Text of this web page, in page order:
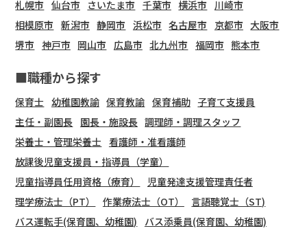
札幌市 仙台市 さいたま市 千葉市 横浜市 川崎市
相模原市 新潟市 静岡市 浜松市 名古屋市 京都市 大阪市
堺市 神戸市 岡山市 広島市 北九州市 福岡市 熊本市
■職種から探す
保育士 幼稚園教諭 保育教諭 保育補助 子育て支援員
主任・副園長 園長・施設長 調理師・調理スタッフ
栄養士・管理栄養士 看護師・准看護師
放課後児童支援員・指導員（学童）
児童指導員任用資格（療育）
児童発達支援管理責任者
理学療法士（PT）
作業療法士（OT）
言語聴覚士（ST)
バス運転手(保育園、幼稚園)
バス添乗員(保育園、幼稚園)